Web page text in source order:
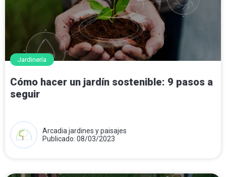
Jardinería
Cómo hacer un jardín sostenible: 9 pasos a
seguir
Arcadia jardines y paisajes
Publicado: 08/03/2023